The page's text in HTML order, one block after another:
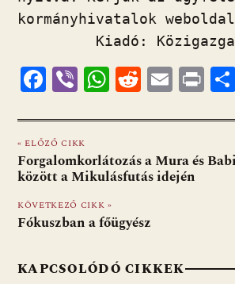
kormányhivatalok
F
e
b
o
o
k
Vi
er
W
at
s
A
p
p
R
d
di
t
E
ai
l
Pr
t
« ELŐZŐ CIKK
Forgalomkorlátozás a Mura és
között a Mikulásfutás idején
KÖVETKEZŐ CIKK »
Fókuszban a főügyész
KAPCSOLÓDÓ CIKKEK